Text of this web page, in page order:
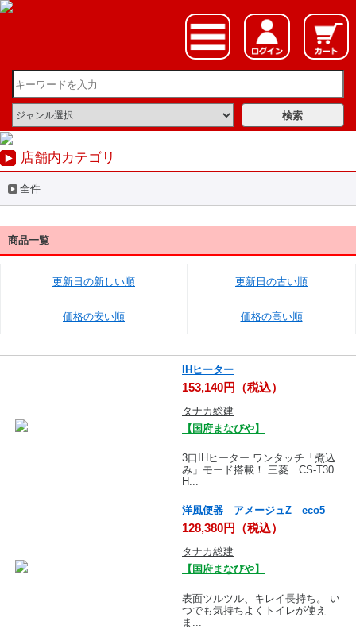
店舗内カテゴリ
全件
商品一覧
更新日の新しい順 更新日の古い順
価格の安い順 価格の高い順
IHヒーター
153,140円（税込）
タナカ総建
【国府まなびや】
3口IHヒーター ワンタッチ「煮込
み」モード搭載！ 三菱 CS-T30
H...
洋風便器 アメージュZ eco5
128,380円（税込）
タナカ総建
【国府まなびや】
表面ツルツル、キレイ長持ち。 い
つでも気持ちよくトイレが使え
ま...